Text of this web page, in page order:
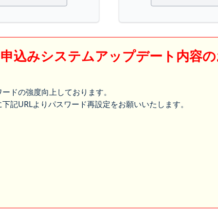
込みシステムアップデート内容
ドの強度向上しております。
記URLよりパスワード再設定をお願いいたします。